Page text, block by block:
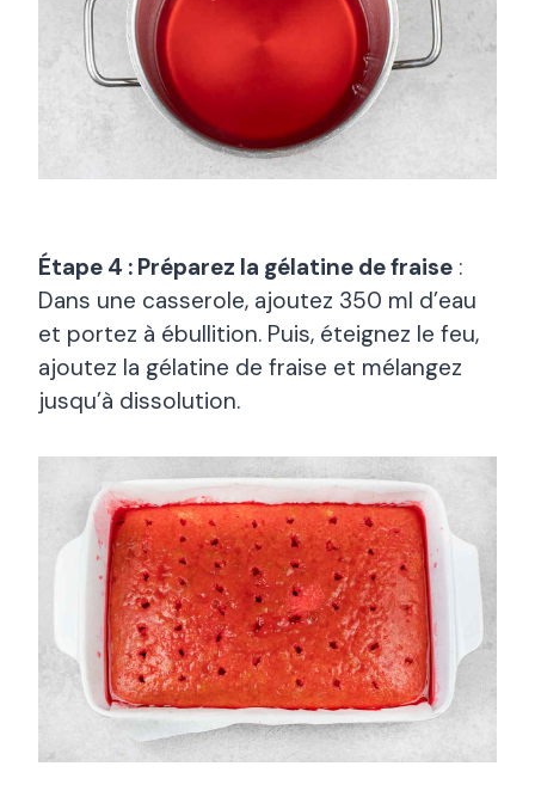
Étape 4 : Préparez la gélatine de fraise :
Dans une casserole, ajoutez 350 ml d’eau
et portez à ébullition. Puis, éteignez le feu,
ajoutez la gélatine de fraise et mélangez
jusqu’à dissolution.